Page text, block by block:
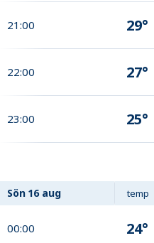
21:00 29°
22:00 27°
23:00 25°
Sön 16 aug temp
00:00 24°